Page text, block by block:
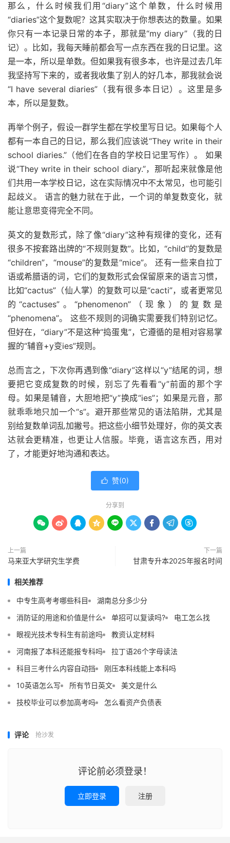
那么，什么时候我们用“diary”这个单数，什么时候用
“diaries”这个复数呢？这其实取决于你想表达的数量。如果
你只有一本记录日常的本子，那就是“my diary”（我的日
记）。比如，我每天睡前都会写一点东西在我的日记里。这
是一本，所以是单数。但如果我有很多本，也许是过去几年
我坚持写下来的，或者我收集了别人的好几本，那我就会说
“I have several diaries”（我有很多本日记）。这里是多
本，所以是复数。
再举个例子，假设一群学生都在学校里写日记。如果每个人
都有一本自己的日记，那么我们应该说“They write in their
school diaries.”（他们在各自的学校日记里写作）。 如果
说“They write in their school diary.”，那听起来就像是他
们共用一本学校日记，这在实际情况中不太常见，也可能引
起歧义。 语言的魅力就在于此，一个词的单复数变化，就
能让意思变得完全不同。
英文的复数形式，除了像“diary”这种有规律的变化，还有
很多不按套路出牌的“不规则复数”。比如，“child”的复数是
“children”，“mouse”的复数是“mice”。 还有一些来自拉丁
语或希腊语的词，它们的复数形式会保留原来的语言习惯，
比如“cactus”（仙人掌）的复数可以是“cacti”，或者更常见
的“cactuses”。“phenomenon”（现象）的复数是
“phenomena”。 这些不规则的词确实需要我们特别记忆。
但好在，“diary”不是这种“捣蛋鬼”，它遵循的是相对容易掌
握的“辅音+y变ies”规则。
总而言之，下次你再遇到像“diary”这样以“y”结尾的词，想
要把它变成复数的时候，别忘了先看看“y”前面的那个字
母。如果是辅音，大胆地把“y”换成“ies”；如果是元音，那
就乖乖地只加一个“s”。避开那些常见的语法陷阱，尤其是
别给复数单词乱加撇号。把这些小细节处理好，你的英文表
达就会更精准，也更让人信服。毕竟，语言这东西，用对
了，才能更好地沟通和表达。
 赞(0)
分享到
        
上一篇
马来亚大学研究生学费
下一篇
甘肃专升本2025年报名时间
相关推荐
中专生高考考哪些科目
湖南总分多少分
消防证的用途和价值是什么
单招可以复读吗?
电工怎么找
眼视光技术专科生有前途吗
教资认定材料
河南报了本科还能报专科吗
拉丁语26个字母读法
科目三考什么内容自动挡
刚压本科线能上本科吗
10英语怎么写
所有节日英文
美文是什么
技校毕业可以参加高考吗
怎么看资产负债表
评论 抢沙发
评论前必须登录！
立即登录 注册